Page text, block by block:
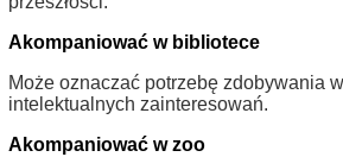
Akompaniować w bibliotece
Może oznaczać potrzebę zdobywania
intelektualnych zainteresowań.
Akompaniować w zoo